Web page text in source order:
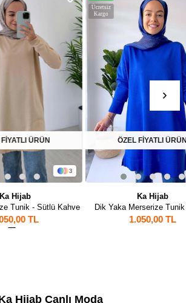
3
Sütlü Kahve
Dik Yaka Merserize Tunik - Saks
1.050,00 TL
Ücretsiz
ÖZEL FİYATLI ÜRÜN
Hijab Canlı Moda